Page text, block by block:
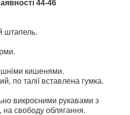
44-46
штапель.
кишенями.
по талії вставлена ​​гумка.
викроєними рукавами з
на свободу облягання.